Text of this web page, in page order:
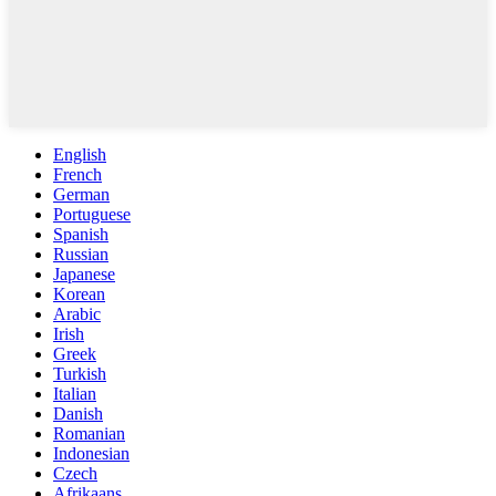
English
French
German
Portuguese
Spanish
Russian
Japanese
Korean
Arabic
Irish
Greek
Turkish
Italian
Danish
Romanian
Indonesian
Czech